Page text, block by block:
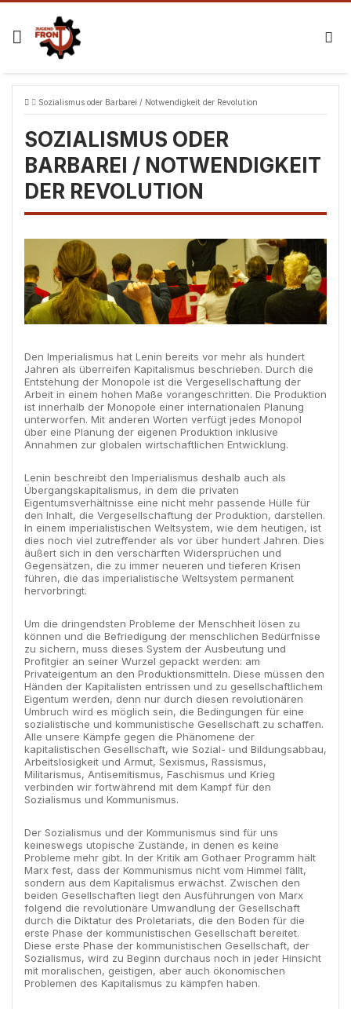
Skip
content
Sozialismus oder Barbarei / Notwendigkeit der Revolution
SOZIALISMUS ODER
BARBAREI / NOTWENDIGKEIT
DER REVOLUTION
Den Imperialismus hat Lenin bereits vor mehr als hundert
Jahren als überreifen Kapitalismus beschrieben. Durch die
Entstehung der Monopole ist die Vergesellschaftung der
Arbeit in einem hohen Maße vorangeschritten. Die Produktion
ist innerhalb der Monopole einer internationalen Planung
unterworfen. Mit anderen Worten verfügt jedes Monopol
über eine Planung der eigenen Produktion inklusive
Annahmen zur globalen wirtschaftlichen Entwicklung.
Lenin beschreibt den Imperialismus deshalb auch als
Übergangskapitalismus, in dem die privaten
Eigentumsverhältnisse eine nicht mehr passende Hülle für
den Inhalt, die Vergesellschaftung der Produktion, darstellen.
In einem imperialistischen Weltsystem, wie dem heutigen, ist
dies noch viel zutreffender als vor über hundert Jahren. Dies
äußert sich in den verschärften Widersprüchen und
Gegensätzen, die zu immer neueren und tieferen Krisen
führen, die das imperialistische Weltsystem permanent
hervorbringt.
Um die dringendsten Probleme der Menschheit lösen zu
können und die Befriedigung der menschlichen Bedürfnisse
zu sichern, muss dieses System der Ausbeutung und
Profitgier an seiner Wurzel gepackt werden: am
Privateigentum an den Produktionsmitteln. Diese müssen den
Händen der Kapitalisten entrissen und zu gesellschaftlichem
Eigentum werden, denn nur durch diesen revolutionären
Umbruch wird es möglich sein, die Bedingungen für eine
sozialistische und kommunistische Gesellschaft zu schaffen.
Alle unsere Kämpfe gegen die Phänomene der
kapitalistischen Gesellschaft, wie Sozial- und Bildungsabbau,
Arbeitslosigkeit und Armut, Sexismus, Rassismus,
Militarismus, Antisemitismus, Faschismus und Krieg
verbinden wir fortwährend mit dem Kampf für den
Sozialismus und Kommunismus.
Der Sozialismus und der Kommunismus sind für uns
keineswegs utopische Zustände, in denen es keine
Probleme mehr gibt. In der Kritik am Gothaer Programm hält
Marx fest, dass der Kommunismus nicht vom Himmel fällt,
sondern aus dem Kapitalismus erwächst. Zwischen den
beiden Gesellschaften liegt den Ausführungen von Marx
folgend die revolutionäre Umwandlung der Gesellschaft
durch die Diktatur des Proletariats, die den Boden für die
erste Phase der kommunistischen Gesellschaft bereitet.
Diese erste Phase der kommunistischen Gesellschaft, der
Sozialismus, wird zu Beginn durchaus noch in jeder Hinsicht
mit moralischen, geistigen, aber auch ökonomischen
Problemen des Kapitalismus zu kämpfen haben.